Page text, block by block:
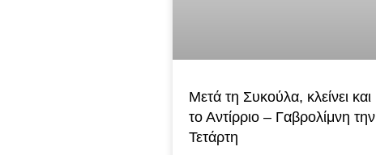
Μετά τη Συκούλα, κλείνει και
το Αντίρριο – Γαβρολίμνη την
Τετάρτη